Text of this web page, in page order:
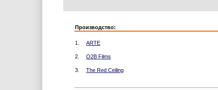
Производство:
1. ARTE
2. O2B Films
3. The Red Ceiling